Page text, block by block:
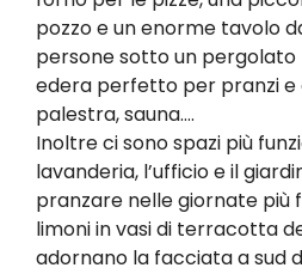
pozzo e un enorme tavolo
persone sotto un
edera perfetto per pranzi e
palestra, sauna….
Inoltre ci sono spazi più
lavanderia, l’ufficio e il
pranzare nelle giornate più
limoni in vasi di terracotta
adornano la facciata a sud